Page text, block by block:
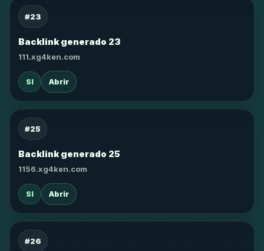
#23
Backlink generado 23
111.xg4ken.com
SI Abrir
#25
Backlink generado 25
1156.xg4ken.com
SI Abrir
#26